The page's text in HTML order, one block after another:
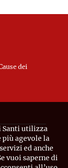
dei
Santi utilizza
agevole la
ed anche
vuoi saperne di